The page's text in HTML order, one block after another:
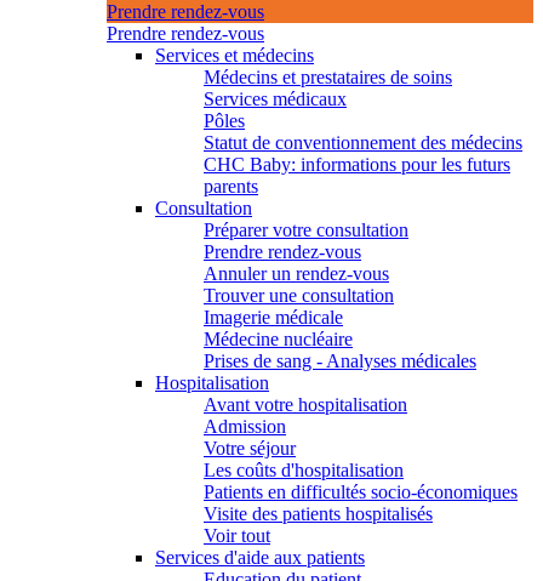
Prendre rendez-vous
Prendre rendez-vous
Services et médecins
Médecins et prestataires de soins
Services médicaux
Pôles
Statut de conventionnement des médecins
CHC Baby: informations pour les futurs
parents
Consultation
Préparer votre consultation
Prendre rendez-vous
Annuler un rendez-vous
Trouver une consultation
Imagerie médicale
Médecine nucléaire
Prises de sang - Analyses médicales
Hospitalisation
Avant votre hospitalisation
Admission
Votre séjour
Les coûts d'hospitalisation
Patients en difficultés socio-économiques
Visite des patients hospitalisés
Voir tout
Services d'aide aux patients